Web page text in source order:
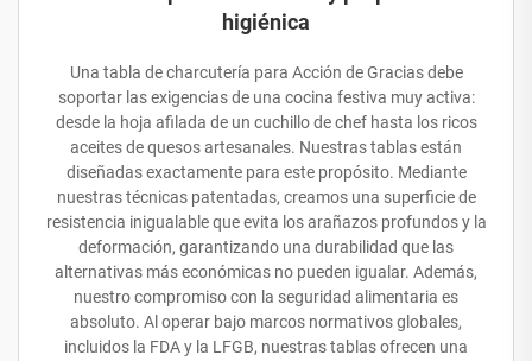
higiénica
Una tabla de charcutería para Acción de Gracias debe
soportar las exigencias de una cocina festiva muy activa:
desde la hoja afilada de un cuchillo de chef hasta los ricos
aceites de quesos artesanales. Nuestras tablas están
diseñadas exactamente para este propósito. Mediante
nuestras técnicas patentadas, creamos una superficie de
resistencia inigualable que evita los arañazos profundos y la
deformación, garantizando una durabilidad que las
alternativas más económicas no pueden igualar. Además,
nuestro compromiso con la seguridad alimentaria es
absoluto. Al operar bajo marcos normativos globales,
incluidos la FDA y la LFGB, nuestras tablas ofrecen una